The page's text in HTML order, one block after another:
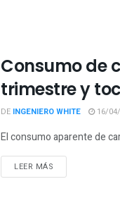
Consumo de
trimestre y
DE INGENIERO WHITE 16/
El consumo aparente de
LEER MÁS